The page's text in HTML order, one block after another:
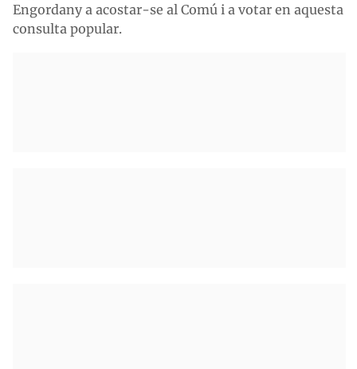
Engordany a acostar-se al Comú i a votar en aquesta
consulta popular.